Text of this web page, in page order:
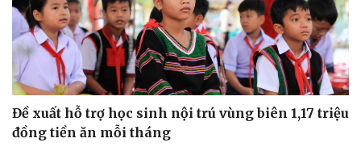
Đề xuất hỗ trợ học sinh nội trú vùng biên 1,17 triệu
đồng tiền ăn mỗi tháng